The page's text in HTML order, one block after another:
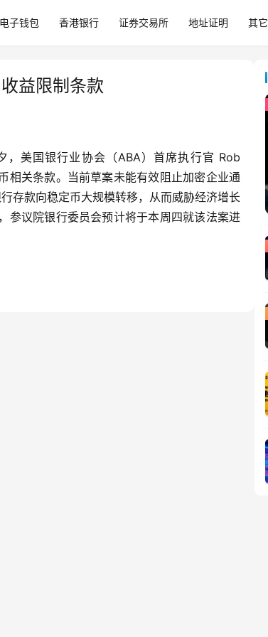
电子钱包 香港银行 证券交易所 地址证明 其它
益限制条款
美国银行业协会（ABA）首席执行官 Rob
相关条款。当前草案未能有效阻止加密企业通
存款向稳定币大规模转移，从而威胁经济增长
参议院银行委员会预计将于本周四就该法案进